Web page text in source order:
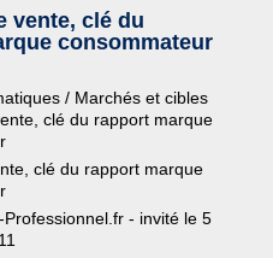
vente, clé du
consommateur
/ Marchés et cibles
clé du rapport marque
clé du rapport marque
- invité le 5